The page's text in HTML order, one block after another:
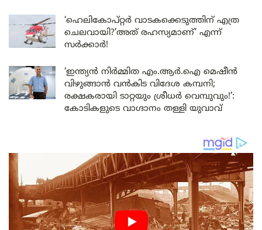
‘ഹെലികോപ്റ്റർ വാടകക്കെടുത്തിന് എത്ര
ചെലവായി?’അത് രഹസ്യമാണ്’ എന്ന്
സർക്കാർ!
‘ഇന്ത്യൻ നിർമ്മിത എം.ആർ.ഐ മെഷീൻ
വിഴുങ്ങാൻ വൻകിട വിദേശ കമ്പനി;
രക്ഷകരായി ടാറ്റയും ശ്രീധർ വെമ്പുവും!’:
കോടികളുടെ വാഗ്ദാനം തള്ളി യുവാവ്